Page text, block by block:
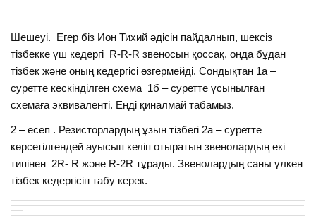
Шешеуі. Егер біз Ион Тихий әдісін пайдалнып, шексіз
тізбекке үш кедергі R-R-R звеносын қоссақ, онда бұдан
тізбек және оның кедергісі өзгермейді. Сондықтан 1а –
суретте кескінділген схема 1б – суретте ұсынылған
схемаға эквиваленті. Енді қиналмай табамыз.
2 – есеп . Резисторлардың ұзын тізбегі 2а – суретте
көрсетілгендей ауысып келіп отыратын звенолардың екі
типінен 2R- R және R-2R тұрады. Звенолардың саны үлкен
тізбек кедергісін табу керек.